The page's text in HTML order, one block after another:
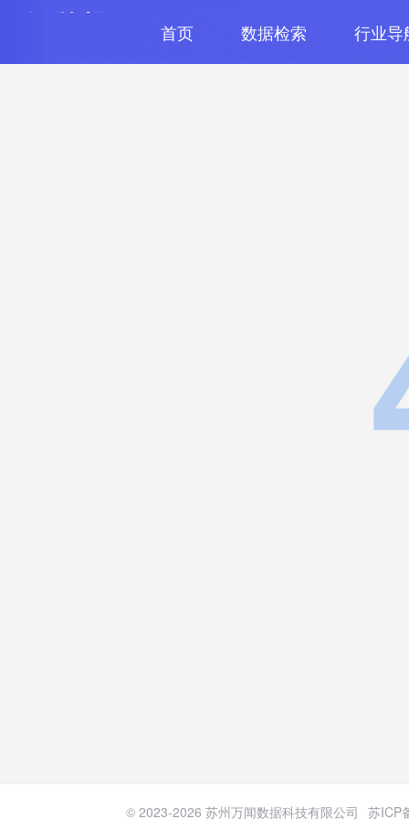
首页 数据检索 行业导
© 2023-2026 苏州万闻数据科技有限公司 苏ICP